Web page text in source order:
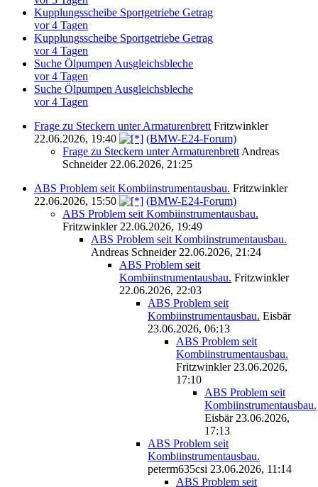
Kupplungsscheibe Sportgetriebe Getrag
vor 4 Tagen
Kupplungsscheibe Sportgetriebe Getrag
vor 4 Tagen
Suche Ölpumpen Ausgleichsbleche
vor 4 Tagen
Suche Ölpumpen Ausgleichsbleche
vor 4 Tagen
Frage zu Steckern unter Armaturenbrett Fritzwinkler
22.06.2026, 19:40
(BMW-E24-Forum)
Frage zu Steckern unter Armaturenbrett Andreas
Schneider 22.06.2026, 21:25
ABS Problem seit Kombiinstrumentausbau. Fritzwinkler
22.06.2026, 15:50
(BMW-E24-Forum)
ABS Problem seit Kombiinstrumentausbau.
Fritzwinkler 22.06.2026, 19:49
ABS Problem seit Kombiinstrumentausbau.
Andreas Schneider 22.06.2026, 21:24
ABS Problem seit
Kombiinstrumentausbau. Fritzwinkler
22.06.2026, 22:03
ABS Problem seit
Kombiinstrumentausbau. Eisbär
23.06.2026, 06:13
ABS Problem seit
Kombiinstrumentausbau.
Fritzwinkler 23.06.2026,
17:10
ABS Problem seit
Kombiinstrumentausbau.
Eisbär 23.06.2026,
17:13
ABS Problem seit
Kombiinstrumentausbau.
peterm635csi 23.06.2026, 11:14
ABS Problem seit